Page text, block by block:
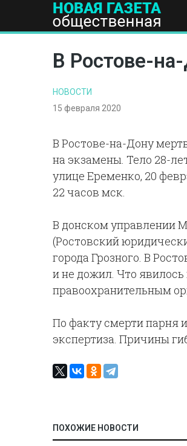
ПОЛИТИКА ОБЩЕСТВО
В Ростове-
НОВОСТИ
15 февраля 2020
В Ростове-на-Дону
на экзамены. Тело 28-
улице Еременко, 20
22 часов мск.
В донском управлении
(Ростовский
города Грозного. В
и не дожил. Что
правоохранительным
По факту смерти парня
экспертиза. Причины
ПОХОЖИЕ НОВОСТИ